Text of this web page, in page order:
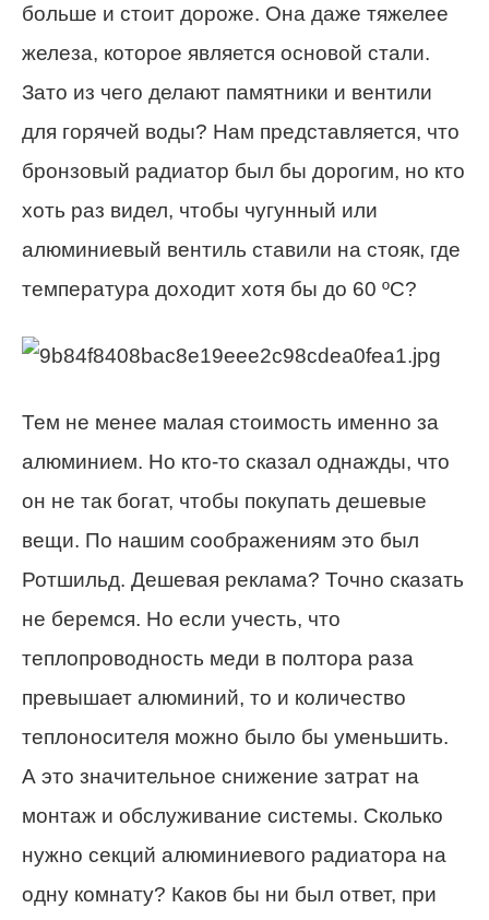
больше и стоит дороже. Она даже тяжелее
железа, которое является основой стали.
Зато из чего делают памятники и вентили
для горячей воды? Нам представляется, что
бронзовый радиатор был бы дорогим, но кто
хоть раз видел, чтобы чугунный или
алюминиевый вентиль ставили на стояк, где
температура доходит хотя бы до 60 ºС?
Тем не менее малая стоимость именно за
алюминием. Но кто-то сказал однажды, что
он не так богат, чтобы покупать дешевые
вещи. По нашим соображениям это был
Ротшильд. Дешевая реклама? Точно сказать
не беремся. Но если учесть, что
теплопроводность меди в полтора раза
превышает алюминий, то и количество
теплоносителя можно было бы уменьшить.
А это значительное снижение затрат на
монтаж и обслуживание системы. Сколько
нужно секций алюминиевого радиатора на
одну комнату? Каков бы ни был ответ, при